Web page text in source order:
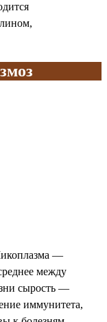
—
между
сырость —
иммунитета,